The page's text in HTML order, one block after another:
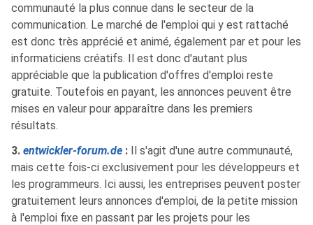
communauté la plus connue dans le secteur de la
communication. Le marché de l'emploi qui y est rattaché
est donc très apprécié et animé, également par et pour les
informaticiens créatifs. Il est donc d'autant plus
appréciable que la publication d'offres d'emploi reste
gratuite. Toutefois en payant, les annonces peuvent être
mises en valeur pour apparaître dans les premiers
résultats.
3. entwickler-forum.de : Il s'agit d'une autre communauté,
mais cette fois-ci exclusivement pour les développeurs et
les programmeurs. Ici aussi, les entreprises peuvent poster
gratuitement leurs annonces d'emploi, de la petite mission
à l'emploi fixe en passant par les projets pour les